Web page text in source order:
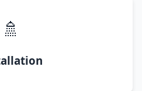
🚿